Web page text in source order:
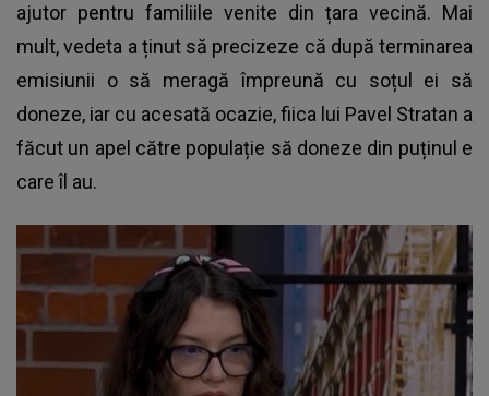
ajutor pentru familiile venite din țara vecină. Mai
mult, vedeta a ținut să precizeze că după terminarea
emisiunii o să meragă împreună cu soțul ei să
doneze, iar cu acesată ocazie, fiica lui Pavel Stratan a
făcut un apel către populație să doneze din puținul e
care îl au.